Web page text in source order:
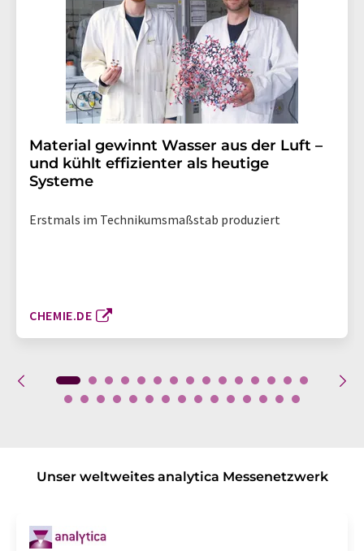
Material gewinnt Wasser aus der Luft –
und kühlt effizienter als heutige
Systeme
Erstmals im Technikumsmaßstab produziert
CHEMIE.DE
Unser weltweites analytica Messenetzwerk